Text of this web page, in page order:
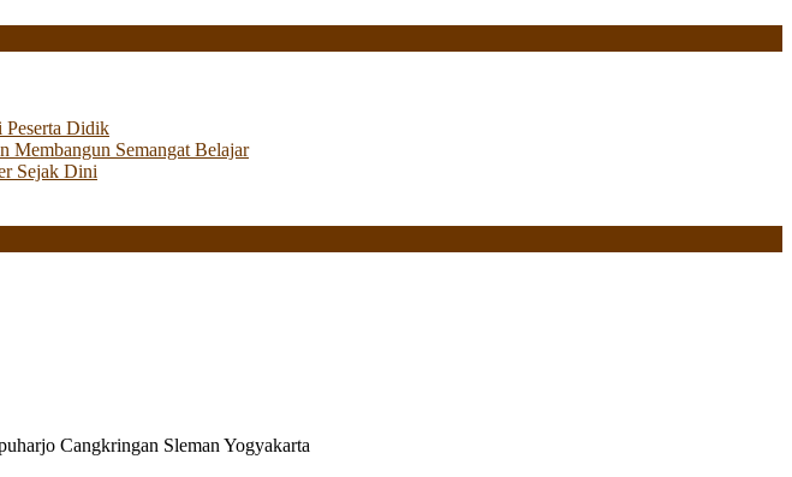
Peserta Didik
Membangun Semangat Belajar
Sejak Dini
Cangkringan Sleman Yogyakarta